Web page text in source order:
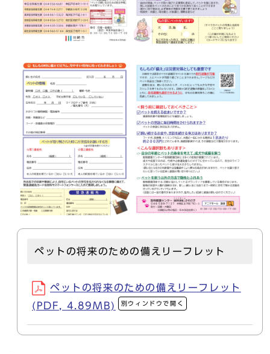
ペットの将来のための備えリーフレット
ペットの将来のための備えリーフレット
(PDF, 4.89MB)
別ウィンドウで開く